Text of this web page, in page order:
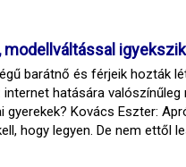
modellváltással
barátnő és férjeik hozták
internet hatására
gyerekek? Kovács Eszter:
hogy legyen. De nem ettől